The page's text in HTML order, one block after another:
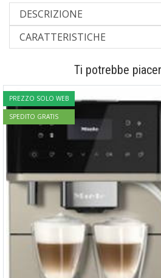
DESCRIZIONE
CARATTERISTICHE
Ti potrebbe
PREZZO SOLO WEB
SPEDITO GRATIS